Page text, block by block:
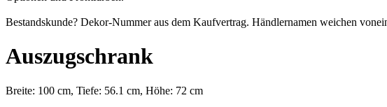
Bestandskunde? Dekor-Nummer aus dem Kaufvertrag. Händlernamen weichen
Auszugschrank
Breite: 100 cm, Tiefe: 56.1 cm, Höhe: 72 cm